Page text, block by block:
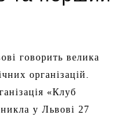
говорить велика
організацій.
«Клуб
у Львові 27